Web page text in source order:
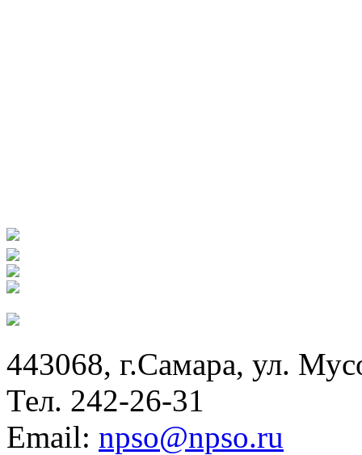
443068, г.Самара, ул.
Тел. 242-26-31
Email: npso@npso.ru